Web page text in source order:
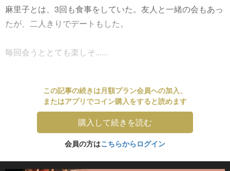
麻里子とは、3回も食事をしていた。友人と一緒の会もあっ
たが、二人きりでデートもした。
毎回会うととても楽しそ......
この記事の続きは月額プラン会員への加入、
またはアプリでコイン購入をすると読めます
購入して続きを読む
会員の方はこちらからログイン